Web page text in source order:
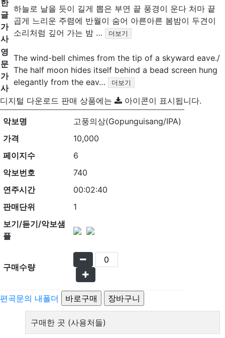
한
글
가
사
하늘로 날을 듯이 길게 뽑은 부연 끝 풍경이 운다 처마 끝
곱게 느리운 주렴에 반월이 숨어 아른아른 봄밤이 두견이
소리처럼 깊어 가는 밤 …
더보기
영
문
가
사
The wind-bell chimes from the tip of a skyward eave./
The half moon hides itself behind a bead screen hung
elegantly from the eav…
더보기
디지털 다운로드 판매 상품에는 아이콘이 표시됩니다.
악보명
고풍의상(Gopunguisang/IPA)
가격
10,000
페이지수
6
악보번호
740
연주시간
00:02:40
판매단위
1
보기/듣기/악보샘
플
구매수량
편곡문의 내폴더
구매한 곳 (사용처들)